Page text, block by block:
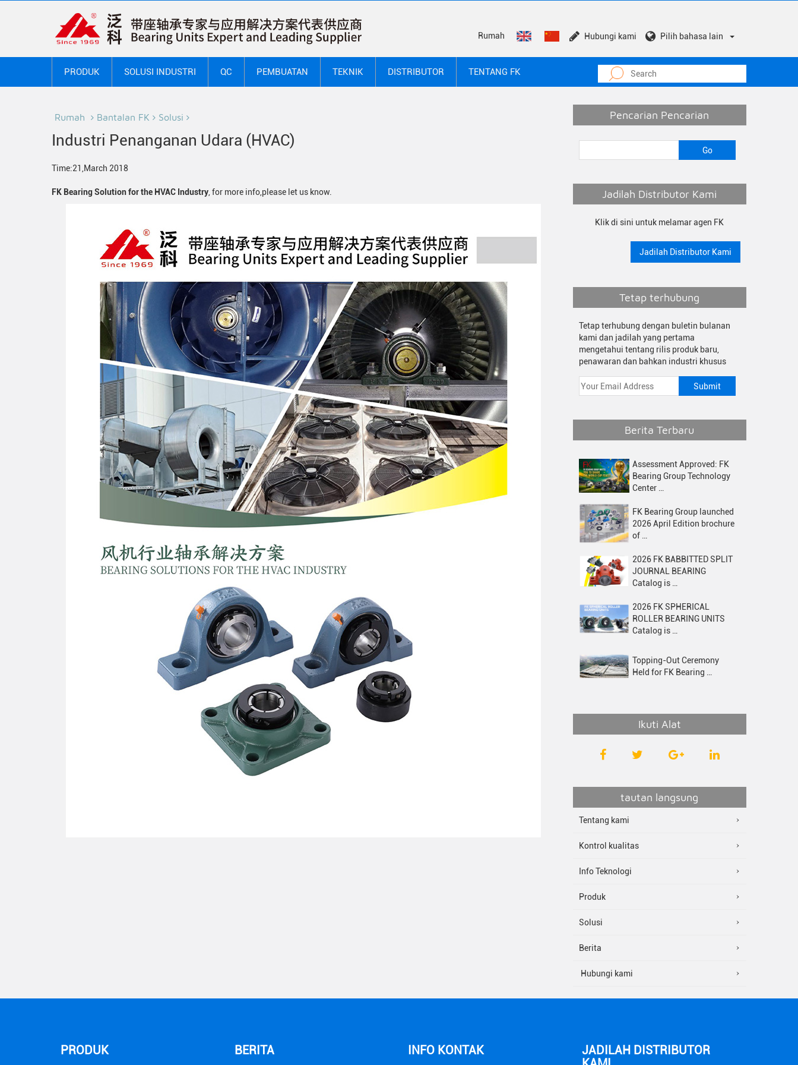
Rumah Hubungi kami Pilih bahasa lain
PRODUK SOLUSI INDUSTRI QC PEMBUATAN TEKNIK DISTRIBUTOR TENTANG FK
Rumah Bantalan FK Solusi
Industri Penanganan Udara (HVAC)
Time:21,March 2018
FK Bearing Solution for the HVAC Industry , for more info,please let us know.
Pencarian Pencarian
Jadilah Distributor Kami
Klik di sini untuk melamar agen FK
Jadilah Distributor Kami
Tetap terhubung
Tetap terhubung dengan buletin bulanan
kami dan jadilah yang pertama
mengetahui tentang rilis produk baru,
penawaran dan bahkan industri khusus
Berita Terbaru
Assessment Approved: FK
Bearing Group Technology
Center …
FK Bearing Group launched
2026 April Edition brochure
of …
2026 FK BABBITTED SPLIT
JOURNAL BEARING
Catalog is …
2026 FK SPHERICAL
ROLLER BEARING UNITS
Catalog is …
Topping-Out Ceremony
Held for FK Bearing …
Ikuti Alat
tautan langsung
Tentang kami
Kontrol kualitas
Info Teknologi
Produk
Solusi
Berita
Hubungi kami
PRODUK BERITA INFO KONTAK
JADILAH DISTRIBUTOR